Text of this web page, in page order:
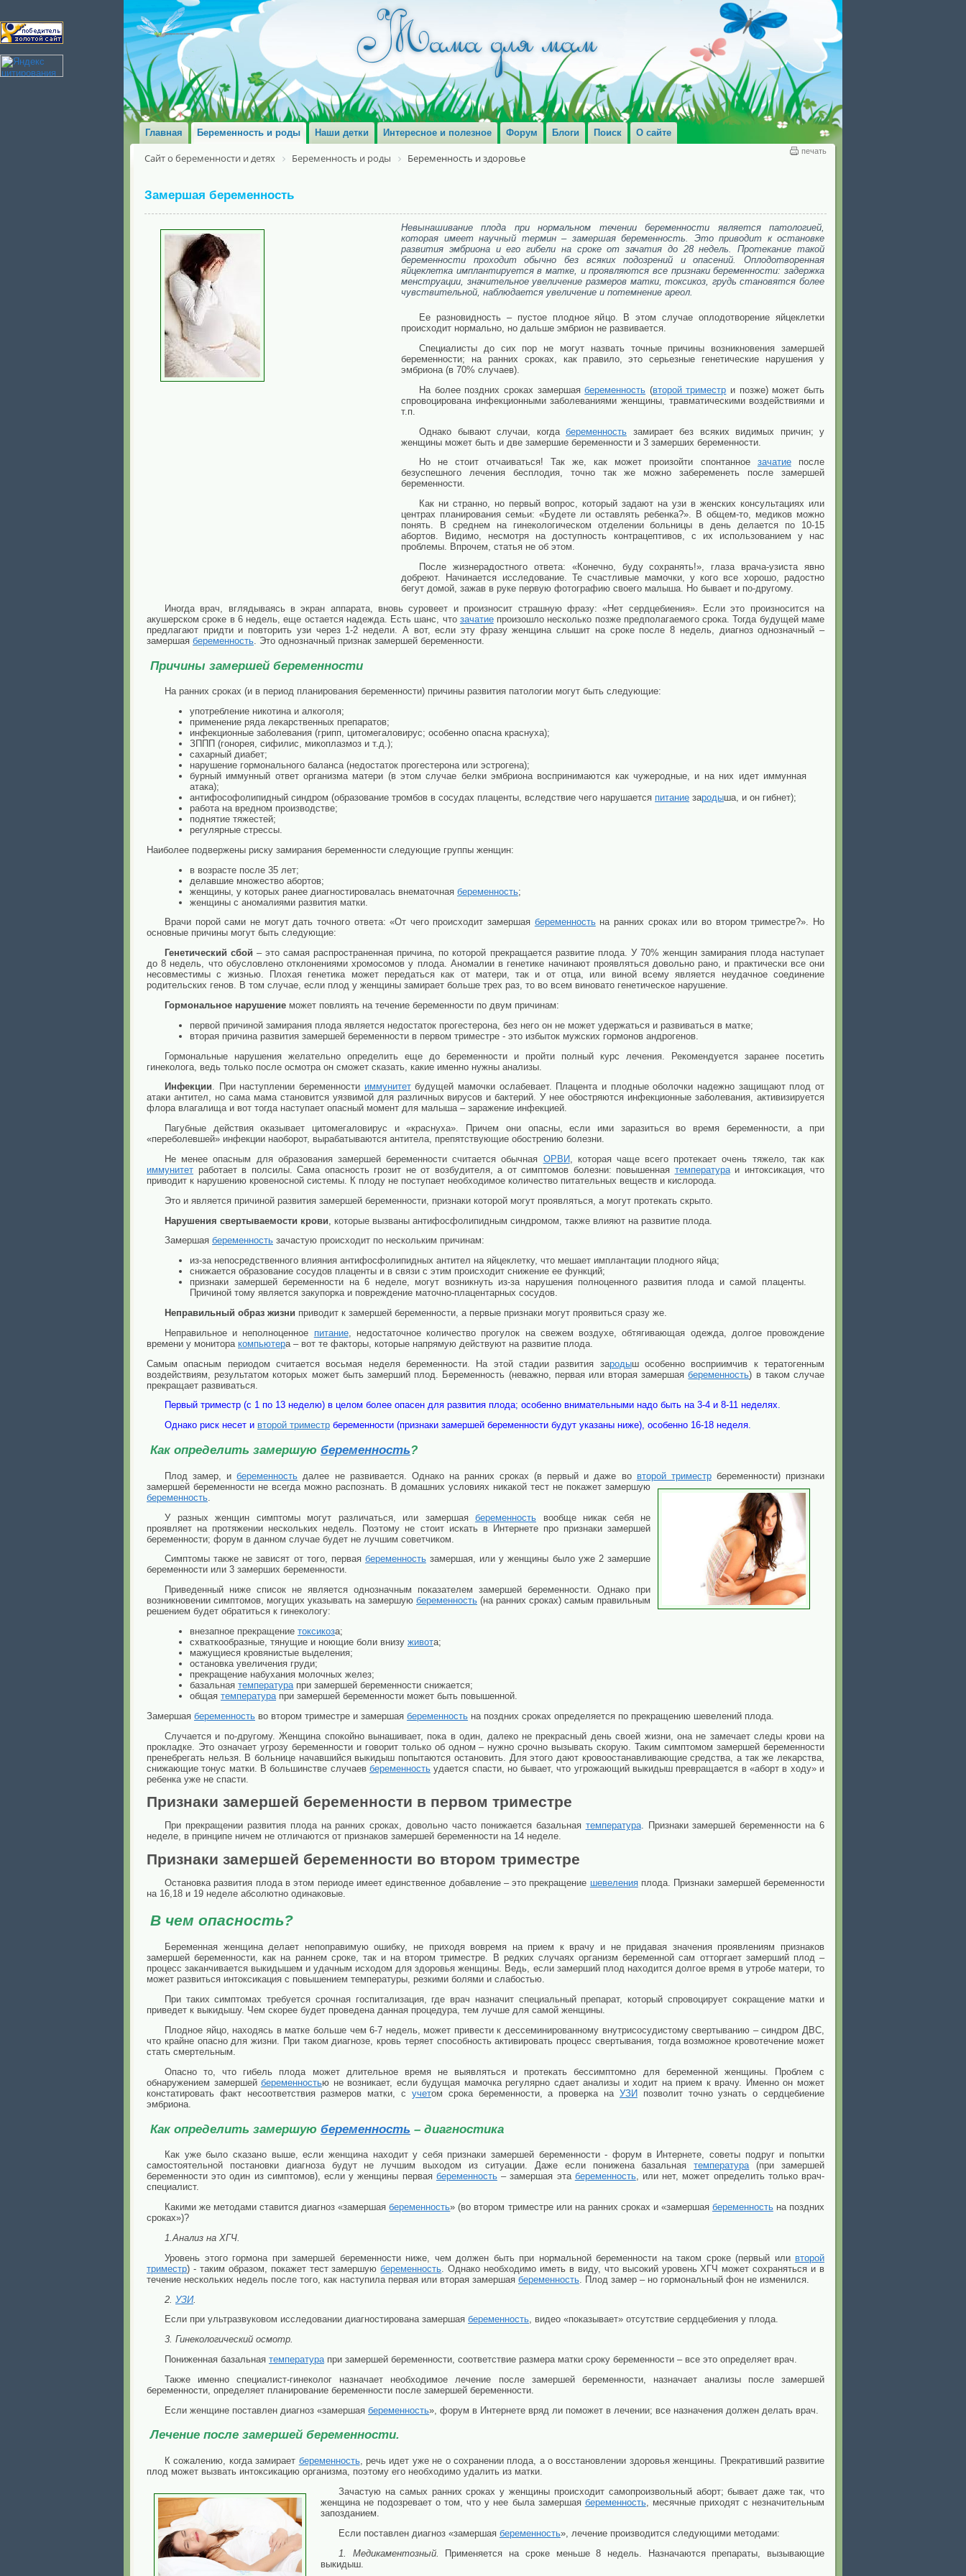
Главная Беременность и роды Наши детки Интересное и полезное Форум Блоги Поиск О сайте
печать
Сайт о беременности и детях Беременность и роды Беременность и здоровье
Замершая беременность
Невынашивание плода при нормальном течении беременности является патологией,
которая имеет научный термин – замершая беременность. Это приводит к остановке
развития эмбриона и его гибели на сроке от зачатия до 28 недель. Протекание такой
беременности проходит обычно без всяких подозрений и опасений. Оплодотворенная
яйцеклетка имплантируется в матке, и проявляются все признаки беременности: задержка
менструации, значительное увеличение размеров матки, токсикоз, грудь становятся более
чувствительной, наблюдается увеличение и потемнение ареол.
Ее разновидность – пустое плодное яйцо. В этом случае оплодотворение яйцеклетки
происходит нормально, но дальше эмбрион не развивается.
Специалисты до сих пор не могут назвать точные причины возникновения замершей
беременности; на ранних сроках, как правило, это серьезные генетические нарушения у
эмбриона (в 70% случаев).
На более поздних сроках замершаябеременность (второй триместр и позже) может быть
спровоцирована инфекционными заболеваниями женщины, травматическими воздействиями и
т.п.
Однако бывают случаи, когда беременность замирает без всяких видимых причин; у
женщины может быть и две замершие беременности и 3 замерших беременности.
Но не стоит отчаиваться! Так же, как может произойти спонтанное зачатиепосле
безуспешного лечения бесплодия, точно так же можно забеременеть после замершей
беременности.
Как ни странно, но первый вопрос, который задают на узи в женских консультациях или
центрах планирования семьи: «Будете ли оставлять ребенка?». В общем-то, медиков можно
понять. В среднем на гинекологическом отделении больницы в день делается по 10-15
абортов. Видимо, несмотря на доступность контрацептивов, с их использованием у нас
проблемы. Впрочем, статья не об этом.
После жизнерадостного ответа: «Конечно, буду сохранять!», глаза врача-узиста явно
добреют. Начинается исследование. Те счастливые мамочки, у кого все хорошо, радостно
бегут домой, зажав в руке первую фотографию своего малыша. Но бывает и по-другому.
Иногда врач, вглядываясь в экран аппарата, вновь суровеет и произносит страшную фразу: «Нет сердцебиения». Если это произносится на
акушерском сроке в 6 недель, еще остается надежда. Есть шанс, что зачатиепроизошло несколько позже предполагаемого срока. Тогда будущей маме
предлагают придти и повторить узи через 1-2 недели. А вот, если эту фразу женщина слышит на сроке после 8 недель, диагноз однозначный –
замершая беременность . Это однозначный признак замершей беременности.
Причины замершей беременности
На ранних сроках (и в период планирования беременности) причины развития патологии могут быть следующие:
употребление никотина и алкоголя;
применение ряда лекарственных препаратов;
инфекционные заболевания (грипп, цитомегаловирус; особенно опасна краснуха);
ЗППП (гонорея, сифилис, микоплазмоз и т.д.);
сахарный диабет;
нарушение гормонального баланса (недостаток прогестерона или эстрогена);
бурный иммунный ответ организма матери (в этом случае белки эмбриона воспринимаются как чужеродные, и на них идет иммунная
атака);
антифософолипидный синдром (образование тромбов в сосудах плаценты, вследствие чего нарушается питание зародыша, и он гибнет);
работа на вредном производстве;
поднятие тяжестей;
регулярные стрессы.
Наиболее подвержены риску замирания беременности следующие группы женщин:
в возрасте после 35 лет;
делавшие множество абортов;
женщины, у которых ранее диагностировалась внематочная беременность;
женщины с аномалиями развития матки.
Врачи порой сами не могут дать точного ответа: «От чего происходит замершая беременностьна ранних сроках или во втором триместре?». Но
основные причины могут быть следующие:
Генетический сбой – это самая распространенная причина, по которой прекращается развитие плода. У 70% женщин замирания плода наступает
до 8 недель, что обусловлено отклонениями хромосомов у плода. Аномалии в генетике начинают проявляться довольно рано, и практически все они
несовместимы с жизнью. Плохая генетика может передаться как от матери, так и от отца, или виной всему является неудачное соединение
родительских генов. В том случае, если плод у женщины замирает больше трех раз, то во всем виновато генетическое нарушение.
Гормональное нарушение может повлиять на течение беременности по двум причинам:
первой причиной замирания плода является недостаток прогестерона, без него он не может удержаться и развиваться в матке;
вторая причина развития замершей беременности в первом триместре - это избыток мужских гормонов андрогенов.
Гормональные нарушения желательно определить еще до беременности и пройти полный курс лечения. Рекомендуется заранее посетить
гинеколога, ведь только после осмотра он сможет сказать, какие именно нужны анализы.
Инфекции. При наступлении беременности иммунитетбудущей мамочки ослабевает. Плацента и плодные оболочки надежно защищают плод от
атаки антител, но сама мама становится уязвимой для различных вирусов и бактерий. У нее обостряются инфекционные заболевания, активизируется
флора влагалища и вот тогда наступает опасный момент для малыша – заражение инфекцией.
Пагубные действия оказывает цитомегаловирус и «краснуха». Причем они опасны, если ими заразиться во время беременности, а при
«переболевшей» инфекции наоборот, вырабатываются антитела, препятствующие обострению болезни.
Не менее опасным для образования замершей беременности считается обычная ОРВИ, которая чаще всего протекает очень тяжело, так как
иммунитет работает в полсилы. Сама опасность грозит не от возбудителя, а от симптомов болезни: повышенная температураи интоксикация, что
приводит к нарушению кровеносной системы. К плоду не поступает необходимое количество питательных веществ и кислорода.
Это и является причиной развития замершей беременности, признаки которой могут проявляться, а могут протекать скрыто.
Нарушения свертываемости крови , которые вызваны антифосфолипидным синдромом, также влияют на развитие плода.
Замершая беременность зачастую происходит по нескольким причинам:
из-за непосредственного влияния антифосфолипидных антител на яйцеклетку, что мешает имплантации плодного яйца;
снижается образование сосудов плаценты и в связи с этим происходит снижение ее функций;
признаки замершей беременности на 6 неделе, могут возникнуть из-за нарушения полноценного развития плода и самой плаценты.
Причиной тому является закупорка и повреждение маточно-плацентарных сосудов.
Неправильный образ жизни приводит к замершей беременности, а первые признаки могут проявиться сразу же.
Неправильное и неполноценное питание, недостаточное количество прогулок на свежем воздухе, обтягивающая одежда, долгое провождение
времени у монитора компьютера – вот те факторы, которые напрямую действуют на развитие плода.
Самым опасным периодом считается восьмая неделя беременности. На этой стадии развития зародыш особенно восприимчив к тератогенным
воздействиям, результатом которых может быть замерший плод. Беременность (неважно, первая или вторая замершаябеременность) в таком случае
прекращает развиваться.
Первый триместр (с 1 по 13 неделю) в целом более опасен для развития плода; особенно внимательными надо быть на 3-4 и 8-11 неделях.
Однако риск несет и второй триместр беременности (признаки замершей беременности будут указаны ниже), особенно 16-18 неделя.
Как определить замершую беременность?
Плод замер, ибеременность далее не развивается. Однако на ранних сроках (в первый и даже во второй триместрбеременности) признаки
замершей беременности не всегда можнораспознать. В домашних условиях никакой тест не покажет замершую
беременность
У разных женщин симптомы могут различаться, или замершая беременность вообще никак себя не
проявляет на протяжении нескольких недель. Поэтому не стоит искать в Интернете про признаки замершей
беременности; форум в данном случае будет не лучшим советчиком.
Симптомы также не зависят от того, первая беременностьзамершая, или у женщины было уже 2 замершие
беременности или 3 замерших беременности.
Приведенный ниже список не является однозначным показателем замершей беременности. Однако при
возникновении симптомов, могущих указывать на замершую беременность (на ранних сроках) самым правильным
решением будет обратиться к гинекологу:
внезапное прекращение токсикоза;
схваткообразные, тянущие и ноющие боли внизу живота;
мажущиеся кровянистые выделения;
остановка увеличения груди;
прекращение набухания молочных желез;
базальная температурапри замершей беременности снижается;
общая температурапри замершей беременности может быть повышенной.
Замершая беременность во втором триместре и замершая беременность на поздних сроках определяется по прекращению шевелений плода.
Случается и по-другому. Женщина спокойно вынашивает, пока в один, далеко не прекрасный день своей жизни, она не замечает следы крови на
прокладке. Это означает угрозу беременности и говорит только об одном – нужно срочно вызывать скорую. Таким симптомом замершей беременности
пренебрегать нельзя. В больнице начавшийся выкидыш попытаются остановить. Для этого дают кровоостанавливающие средства, а так же лекарства,
снижающие тонус матки. В большинстве случаев беременностьудается спасти, но бывает, что угрожающий выкидыш превращается в «аборт в ходу» и
ребенка уже не спасти.
Признаки замершей беременности в первом триместре
При прекращении развития плода на ранних сроках, довольно часто понижается базальная температура. Признаки замершей беременности на 6
неделе, в принципе ничем не отличаются от признаков замершей беременности на 14 неделе.
Признаки замершей беременности во втором триместре
Остановка развития плода в этом периоде имеет единственное добавление – это прекращение шевеленияплода. Признаки замершей беременности
на 16,18 и 19 неделе абсолютно одинаковые.
В чем опасность?
Беременная женщина делает непоправимую ошибку, не приходя вовремя на прием к врачу и не придавая значения проявлениям признаков
замершей беременности, как на раннем сроке, так и на втором триместре. В редких случаях организм беременной сам отторгает замерший плод –
процесс заканчивается выкидышем и удачным исходом для здоровья женщины. Ведь, если замерший плод находится долгое время в утробе матери, то
может развиться интоксикация с повышением температуры, резкими болями и слабостью.
При таких симптомах требуется срочная госпитализация, где врач назначит специальный препарат, который спровоцирует сокращение матки и
приведет к выкидышу. Чем скорее будет проведена данная процедура, тем лучше для самой женщины.
Плодное яйцо, находясь в матке больше чем 6-7 недель, может привести к дессеминированному внутрисосудистому свертыванию – синдром ДВС,
что крайне опасно для жизни. При таком диагнозе, кровь теряет способность активировать процесс свертывания, тогда возможное кровотечение может
стать смертельным.
Опасно то, что гибель плода может длительное время не выявляться и протекать бессимптомно для беременной женщины. Проблем с
обнаружением замершейбеременностью не возникает, если будущая мамочка регулярно сдает анализы и ходит на прием к врачу. Именно он может
констатировать факт несоответствия размеров матки, с учетом срока беременности, а проверка на УЗИ позволит точно узнать о сердцебиение
эмбриона.
Как определить замершую беременность – диагностика
Как уже было сказано выше, если женщина находит у себя признаки замершей беременности - форум в Интернете, советы подруг и попытки
самостоятельной постановки диагноза будут не лучшим выходом из ситуации. Даже если понижена базальнаятемпература(при замершей
беременности это один из симптомов), если у женщины первая беременность– замершая эта беременность, или нет, может определить только врач-
специалист.
Какими же методами ставится диагноз «замершаябеременность» (во втором триместре или на ранних сроках и «замершая беременностьна поздних
сроках»)?
1.Анализ на ХГЧ.
Уровень этого гормона при замершей беременности ниже, чем должен быть при нормальной беременности на таком сроке (первый или второй
триместр) - таким образом, покажет тест замершуюбеременность . Однако необходимо иметь в виду, что высокий уровень ХГЧ может сохраняться и в
течение нескольких недель после того, как наступила первая или вторая замершая беременность . Плод замер – но гормональный фон не изменился.
2. УЗИ.
Если при ультразвуковом исследовании диагностирована замершая беременность, видео «показывает» отсутствие сердцебиения у плода.
3. Гинекологический осмотр.
Пониженная базальная температура при замершей беременности, соответствие размера матки сроку беременности – все это определяет врач.
Также именно специалист-гинеколог назначает необходимое лечение после замершей беременности, назначает анализы после замершей
беременности, определяет планирование беременности после замершей беременности.
Если женщине поставлен диагноз «замершая беременность», форум в Интернете вряд ли поможет в лечении; все назначения должен делать врач.
Лечение после замершей беременности.
К сожалению, когда замирает беременность, речь идет уже не о сохранении плода, а о восстановлении здоровья женщины. Прекративший развитие
плод может вызвать интоксикацию организма, поэтому его необходимо удалить из матки.
Зачастую на самых ранних сроках у женщины происходит самопроизвольный аборт; бывает даже так, что
женщина не подозревает о том, что у нее была замершая беременность, месячные приходят с незначительным
запозданием.
Если поставлен диагноз «замершая беременность», лечение производится следующими методами:
1. Медикаментозный.
Применяется на сроке меньше 8 недель. Назначаются препараты, вызывающие
выкидыш.